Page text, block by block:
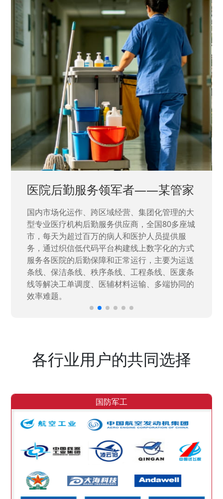
——某管家
集团化管理的大
，全国80多座城
护人员提供服
上数字化的方式
行，主要为运送
程条线、医废条
输、多端协同的
中国兵器工业集团——
国家“一五”期间156个重点项目之一
高新技术企业，在信息化升级建设
量“小、散、碎”的信息化需求，需要
力资源进行开发，通过引入织信低
决当下遇到的各类业务难题，提升
效率。
各行业用户的共同选择
国防军工